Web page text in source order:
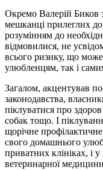
Окремо Валерій Биков
мешканці прилеглих
розумінням до
відмовилися, не
всього ризику, що
улюбленцям, так і
Загалом, акцентував
законодавства,
піклуватися про
собак тощо. І
щорічне
свого домашнього
приватних клініках, і
ветеринарної